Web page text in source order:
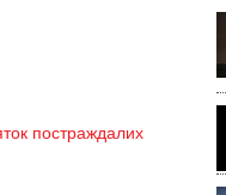
постраждалих